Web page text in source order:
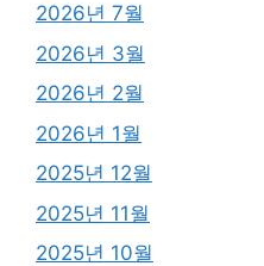
2026년 7월
2026년 3월
2026년 2월
2026년 1월
2025년 12월
2025년 11월
2025년 10월